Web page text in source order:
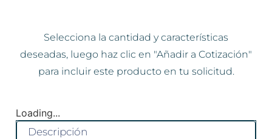
Selecciona la cantidad y características
deseadas, luego haz clic en "Añadir a Cotización"
para incluir este producto en tu solicitud.
Loading...
Descripción